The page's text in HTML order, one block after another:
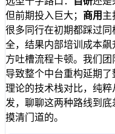
但前期投入巨大； 商用 主
很多同行在初期都踩过
全，结果内部培训成本
方吐槽流程卡顿。我们团
导致整个中台重构延期
理论的技术栈对比，纯
发，聊聊这两种路线到
摸清门道的。